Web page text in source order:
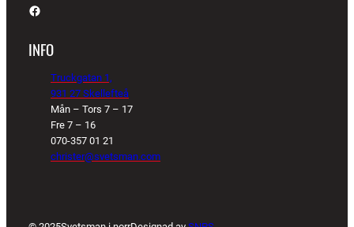
Facebook
INFO
Truckgatan 1,
931 27 Skellefteå
Mån – Tors 7 – 17
Fre 7 – 16
070-357 01 21
christer@svetsman.com